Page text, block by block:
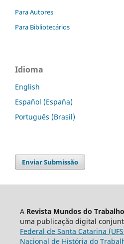
Para Autores
Para Bibliotecários
Idioma
English
Español (España)
Português (Brasil)
Enviar Submissão
A Revista Mundos do Trabalho
uma publicação digital
Federal de Santa Catarina
Nacional de História do